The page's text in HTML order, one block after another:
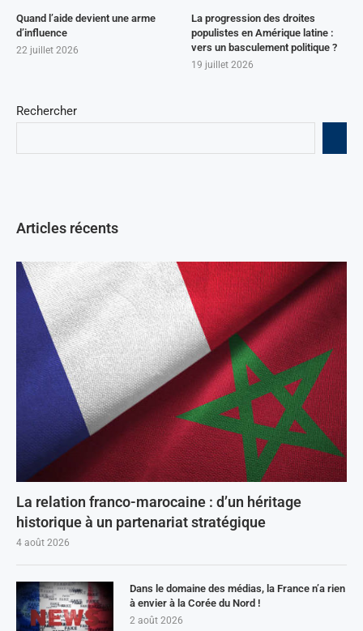
Rechercher
Articles récents
La relation franco-marocaine : d’un héritage
historique à un partenariat stratégique
4 août 2026
Dans le domaine des médias, la France n’a rien
à envier à la Corée du Nord !
2 août 2026
Quand l’aide devient une arme
d’influence
22 juillet 2026
La progression des droites
populistes en Amérique latine :
vers un basculement politique ?
19 juillet 2026